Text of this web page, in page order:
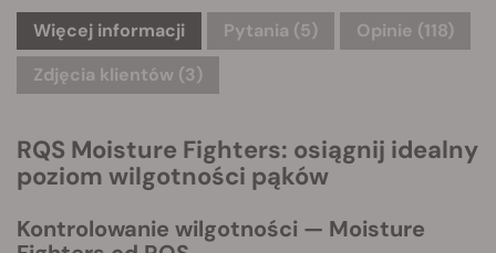
Więcej informacji Pytania (5)
Opinie (118)
Zdjęcia klientów (3)
RQS Moisture Fighters: osiągnij idealny
poziom wilgotności pąków
Kontrolowanie wilgotności — Moisture